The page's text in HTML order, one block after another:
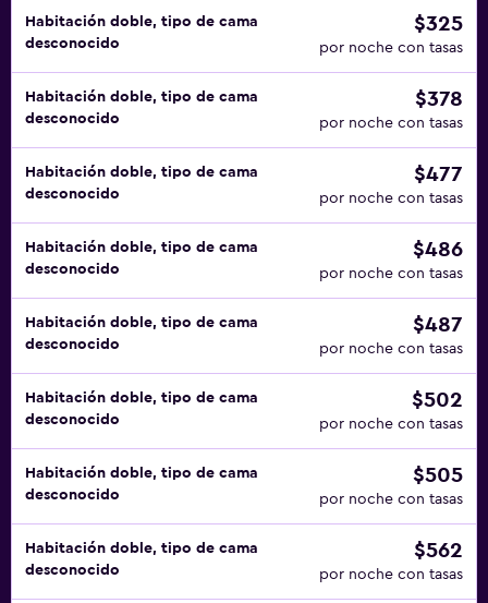
Habitación doble, tipo de cama
desconocido
$325
por noche con tasas
Habitación doble, tipo de cama
desconocido
$378
por noche con tasas
Habitación doble, tipo de cama
desconocido
$477
por noche con tasas
Habitación doble, tipo de cama
desconocido
$486
por noche con tasas
Habitación doble, tipo de cama
desconocido
$487
por noche con tasas
Habitación doble, tipo de cama
desconocido
$502
por noche con tasas
Habitación doble, tipo de cama
desconocido
$505
por noche con tasas
Habitación doble, tipo de cama
desconocido
$562
por noche con tasas